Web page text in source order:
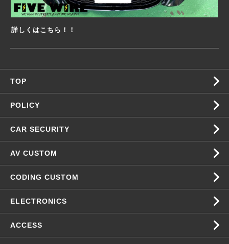
詳しくはこちら！！
TOP
POLICY
CAR SECURITY
AV CUSTOM
CODING CUSTOM
ELECTRONICS
ACCESS